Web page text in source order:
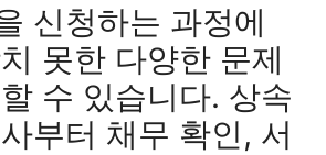
신청하는 과정에
못한 다양한 문제
수 있습니다. 상속
부터 채무 확인, 서